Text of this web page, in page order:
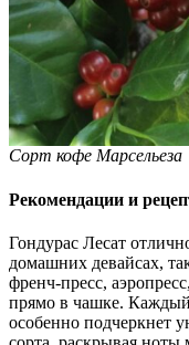
Сорт кофе Марсельеза
Рекомендации и
Гондурас Лесат
домашних девайсах,
френч-пресс,
прямо в чашке. Каждый
особенно подчеркнет